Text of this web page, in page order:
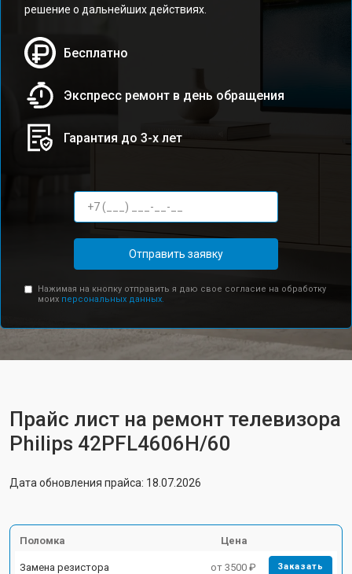
решение о дальнейших действиях.
Бесплатно
Экспресс ремонт в день обращения
Гарантия до 3-х лет
Отправить заявку
Нажимая на кнопку отправить я даю свое согласие на обработку
моих персональных данных.
Прайс лист на ремонт телевизора
Philips 42PFL4606H/60
Дата обновления прайса: 18.07.2026
Поломка Цена
Замена резистора от 3500 ₽ Заказать